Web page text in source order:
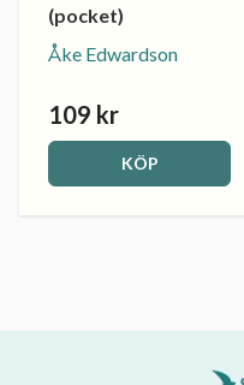
(pocket)
Åke Edwardson
109 kr
KÖP